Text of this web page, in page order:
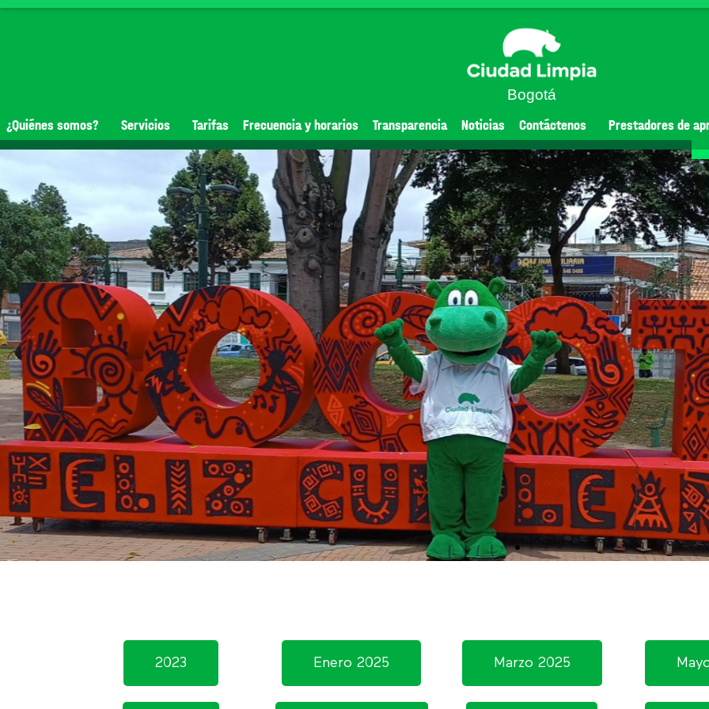
Bogotá
¿Quiénes somos?
Servicios Tarifas Frecuencia y horarios Transparencia Noticias Contáctenos Prestadores de
2023 Enero 2025 Marzo 2025